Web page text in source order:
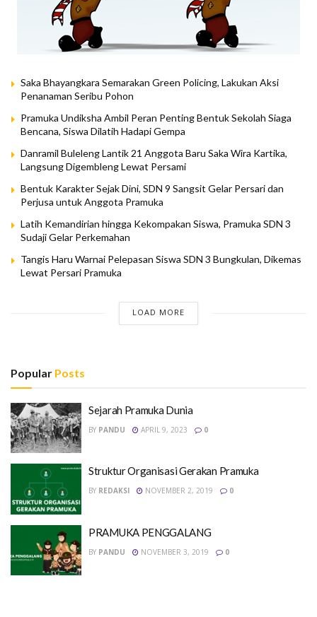
Saka Bhayangkara Semarakan Green Policing, Lakukan Aksi
Penanaman Seribu Pohon
Pramuka Undiksha Ambil Peran Penting Bentuk Sekolah Siaga
Bencana, Siswa Dilatih Hadapi Gempa
Danramil Buleleng Lantik 21 Anggota Baru Saka Wira Kartika,
Langsung Digembleng Lewat Persami
Bentuk Karakter Sejak Dini, SDN 9 Sangsit Gelar Persari dan
Perjusa untuk Anggota Pramuka
Latih Kemandirian hingga Kekompakan Siswa, Pramuka SDN 3
Sudaji Gelar Perkemahan
Tangis Haru Warnai Pelepasan Siswa SDN 3 Bungkulan, Dikemas
Lewat Persari Pramuka
LOAD MORE
Popular Posts
Sejarah Pramuka Dunia
BY PANDU APRIL 9, 2023 0
Struktur Organisasi Gerakan Pramuka
BY REDAKSI NOVEMBER 2, 2019 0
PRAMUKA PENGGALANG
BY PANDU NOVEMBER 3, 2019 0